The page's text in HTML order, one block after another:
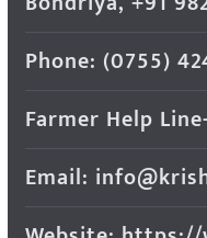
Phone: (0755)
Farmer Help
Email: